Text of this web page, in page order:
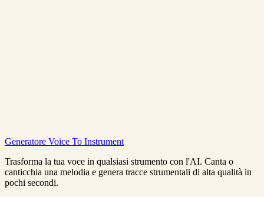
0:00/0:00
Generatore Voice To Instrument
Trasforma la tua voce in qualsiasi strumento con l'AI. Canta o
canticchia una melodia e genera tracce strumentali di alta qualità in
pochi secondi.